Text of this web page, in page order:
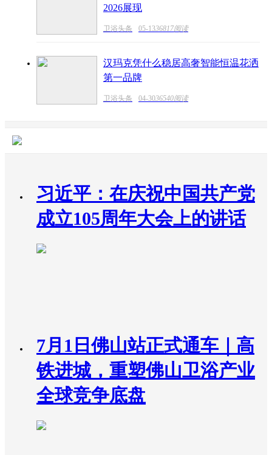
2026展现
卫浴头条 05-1336817阅读
汉玛克凭什么稳居高奢智能恒温花洒
第一品牌
卫浴头条 04-3036540阅读
习近平：在庆祝中国共产党
成立105周年大会上的讲话
7月1日佛山站正式通车｜高
铁进城，重塑佛山卫浴产业
全球竞争底盘